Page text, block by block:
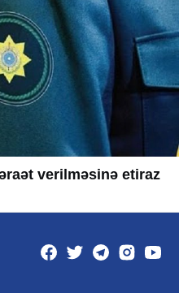
verilməsinə etiraz